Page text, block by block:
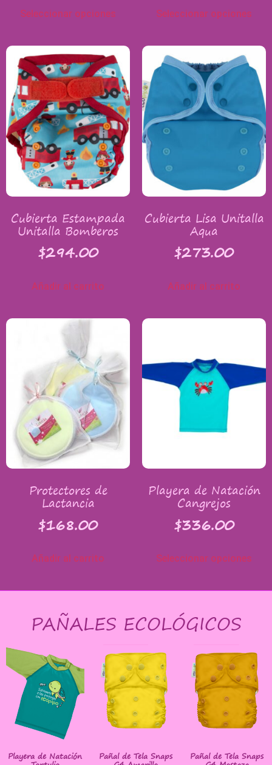
Seleccionar opciones Seleccionar opciones
Cubierta Estampada
Unitalla Bomberos
$294.00
Añadir al carrito
Cubierta Lisa Unitalla
Aqua
$273.00
Añadir al carrito
Protectores de
Lactancia
$168.00
Añadir al carrito
Playera de Natación
Cangrejos
$336.00
Seleccionar opciones
PAÑALES ECOLÓGICOS
Playera de Natación Pañal de Tela Snaps Pañal de Tela Snaps